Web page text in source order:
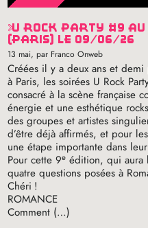
u rock party #9 au point éphémère
(paris) le 09/06/26
13 mai, par Franco Onweb
Créées il y a deux ans et demi
à Paris, les soirées U Rock
consacré à la scène française
énergie et une esthétique
des groupes et artistes
d’être déjà affirmés, et pour
une étape importante dans
Pour cette 9e édition, qui
quatre questions posées à
Chéri !
ROMANCE
Comment (…)